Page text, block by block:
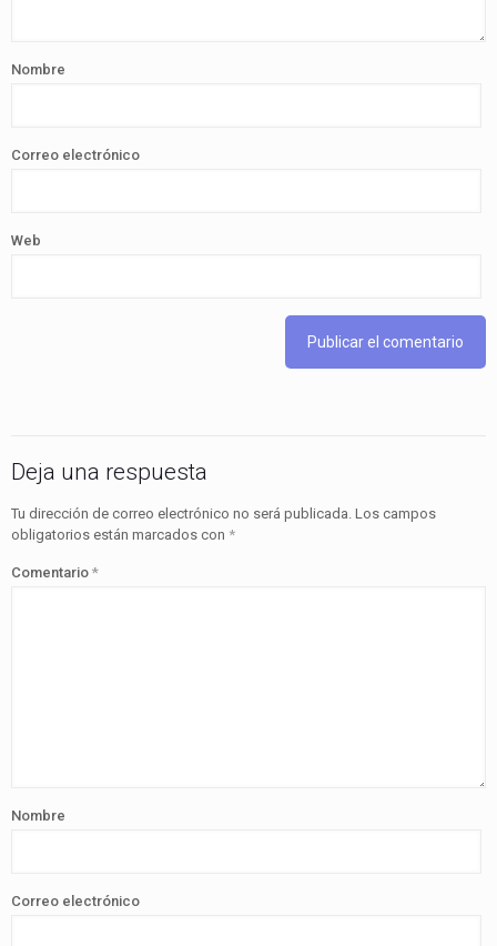
Nombre
Correo electrónico
Web
Deja una respuesta
Tu dirección de correo electrónico no será publicada. Los campos
obligatorios están marcados con *
Comentario *
Nombre
Correo electrónico